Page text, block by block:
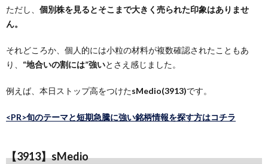
ただし、 個別株を見るとそこまで大きく売られた印象はありませ
ん。
それどころか、個人的には小粒の材料が複数確認されたこともあ
り、 “地合いの割には”強いとさえ感じました。
例えば、本日ストップ高をつけたsMedio(3913)です。
<PR>旬のテーマと短期急騰に強い銘柄情報を探す方はコチラ
【3913】sMedio